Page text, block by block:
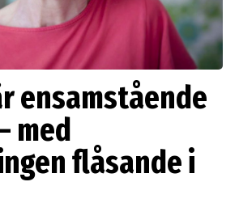
ensamstående
med
flåsande i